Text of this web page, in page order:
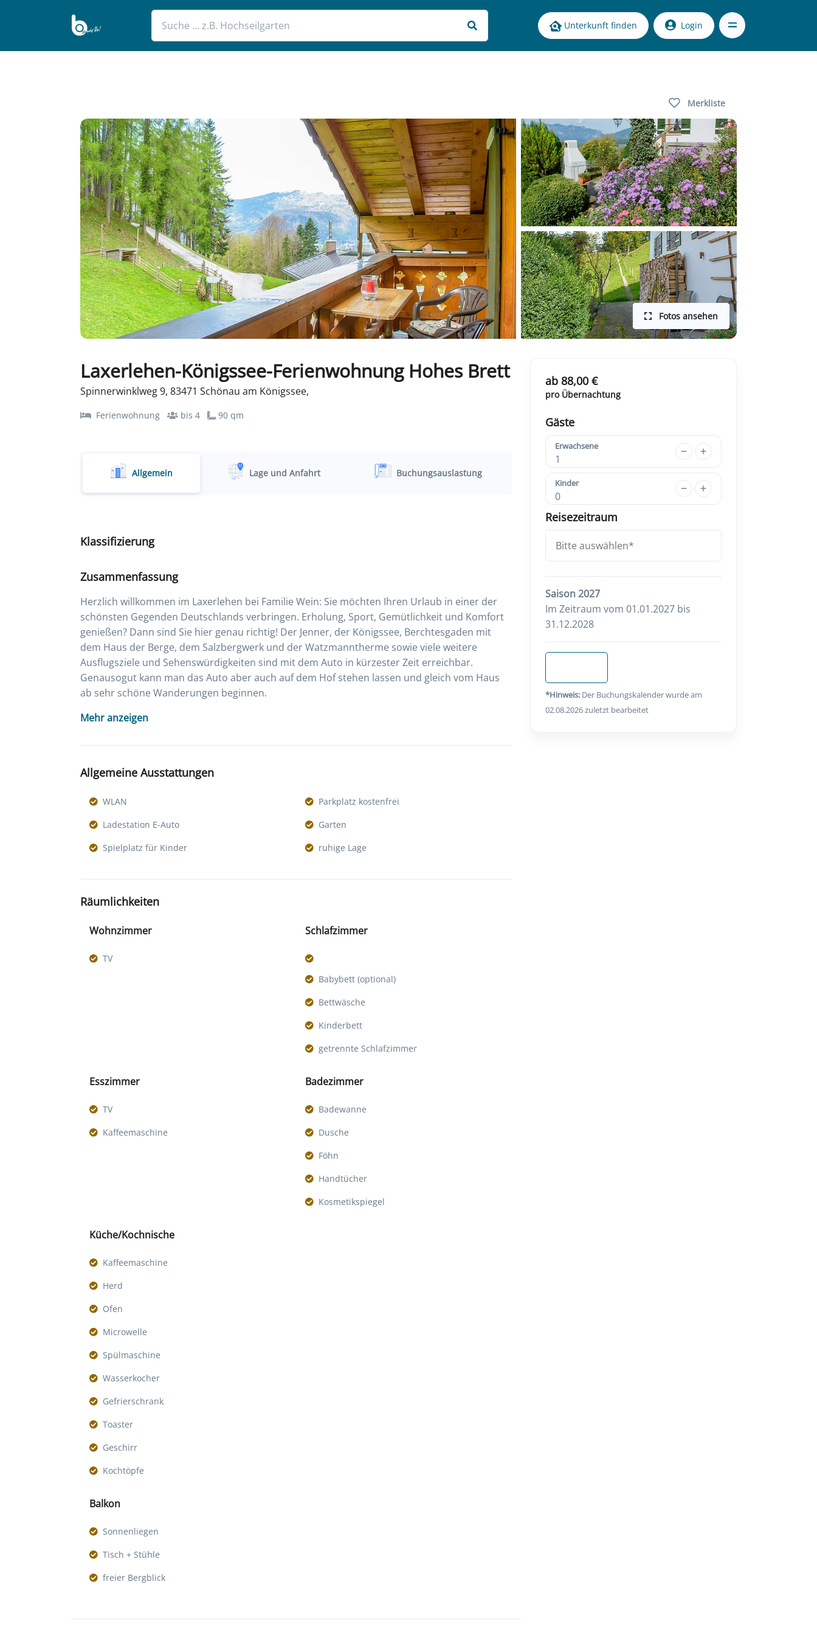
Unterkunft finden Login
Merkliste
Fotos ansehen
Laxerlehen-Königssee-Ferienwohnung Hohes Brett
Spinnerwinklweg 9, 83471 Schönau am Königssee,
Ferienwohnung bis 4 90 qm
Allgemein Lage und Anfahrt Buchungsauslastung
Klassifizierung
Zusammenfassung
Herzlich willkommen im Laxerlehen bei Familie Wein: Sie möchten Ihren Urlaub in einer der
schönsten Gegenden Deutschlands verbringen. Erholung, Sport, Gemütlichkeit und Komfort
genießen? Dann sind Sie hier genau richtig! Der Jenner, der Königssee, Berchtesgaden mit
dem Haus der Berge, dem Salzbergwerk und der Watzmanntherme sowie viele weitere
Ausflugsziele und Sehenswürdigkeiten sind mit dem Auto in kürzester Zeit erreichbar.
Genausogut kann man das Auto aber auch auf dem Hof stehen lassen und gleich vom Haus
ab sehr schöne Wanderungen beginnen.
Mehr anzeigen
Allgemeine Ausstattungen
WLAN
Parkplatz kostenfrei
Ladestation E-Auto
Garten
Spielplatz für Kinder
ruhige Lage
Räumlichkeiten
Wohnzimmer
TV
Schlafzimmer
Babybett (optional)
Bettwäsche
Kinderbett
getrennte Schlafzimmer
Esszimmer
TV
Kaffeemaschine
Badezimmer
Badewanne
Dusche
Föhn
Handtücher
Kosmetikspiegel
Küche/Kochnische
Kaffeemaschine
Herd
Ofen
Microwelle
Spülmaschine
Wasserkocher
Gefrierschrank
Toaster
Geschirr
Kochtöpfe
Balkon
Sonnenliegen
Tisch + Stühle
freier Bergblick
ab 88,00 €
pro Übernachtung
Gäste
Erwachsene
1
Kinder
0
Reisezeitraum
Saison 2027
Im Zeitraum vom 01.01.2027 bis
31.12.2028
*Hinweis: Der Buchungskalender wurde am
02.08.2026 zuletzt bearbeitet